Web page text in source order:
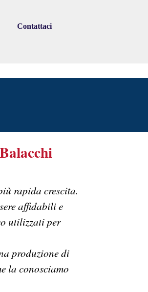
▼
Contattaci
rapida crescita.
affidabili e
utilizzati per
produzione di
la conosciamo